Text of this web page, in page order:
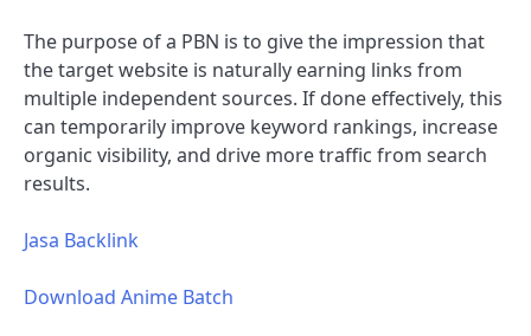
The purpose of a PBN is to give the impression that
the target website is naturally earning links from
multiple independent sources. If done effectively, this
can temporarily improve keyword rankings, increase
organic visibility, and drive more traffic from search
results.
Jasa Backlink
Download Anime Batch